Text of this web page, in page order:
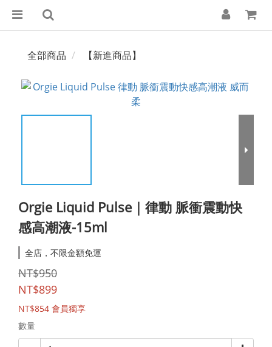
全部商品 【新進商品】
Orgie Liquid Pulse｜律動 脈衝震動快
感高潮液-15ml
全店，不限金額免運
NT$950
NT$899
NT$854 會員獨享
數量